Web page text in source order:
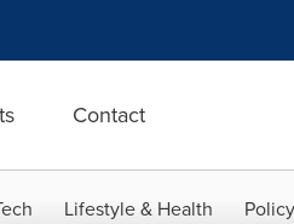
Contact
Lifestyle & Health